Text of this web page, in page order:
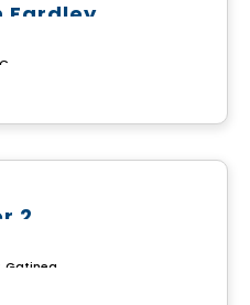
Eardley
Condo/Appartement
2